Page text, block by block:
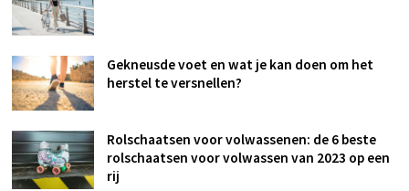
Gekneusde voet en wat je kan doen om het
herstel te versnellen?
Rolschaatsen voor volwassenen: de 6 beste
rolschaatsen voor volwassen van 2023 op een
rij